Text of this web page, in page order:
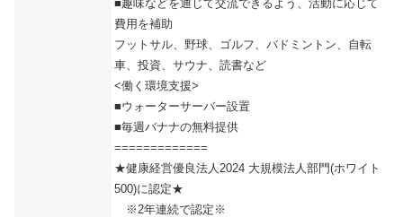
■趣味などを通じて交流できるよう、活動に応じて
費用を補助
フットサル、野球、ゴルフ、バドミントン、自転
車、投資、サウナ、読書など
<働く環境支援>
■ウォーターサーバー設置
■毎週バナナの無料提供
=============
★健康経営優良法人2024 大規模法人部門(ホワイト
500)に認定★
※2年連続で認定※